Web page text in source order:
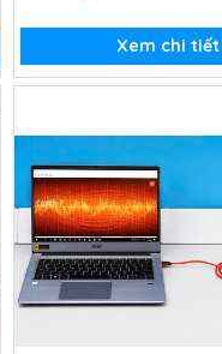
Xem chi tiết